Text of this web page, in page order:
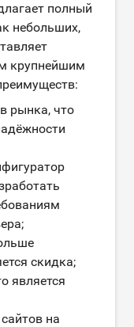
полный
небольших,
крупнейшим
рынка, что
скидка;
является
на